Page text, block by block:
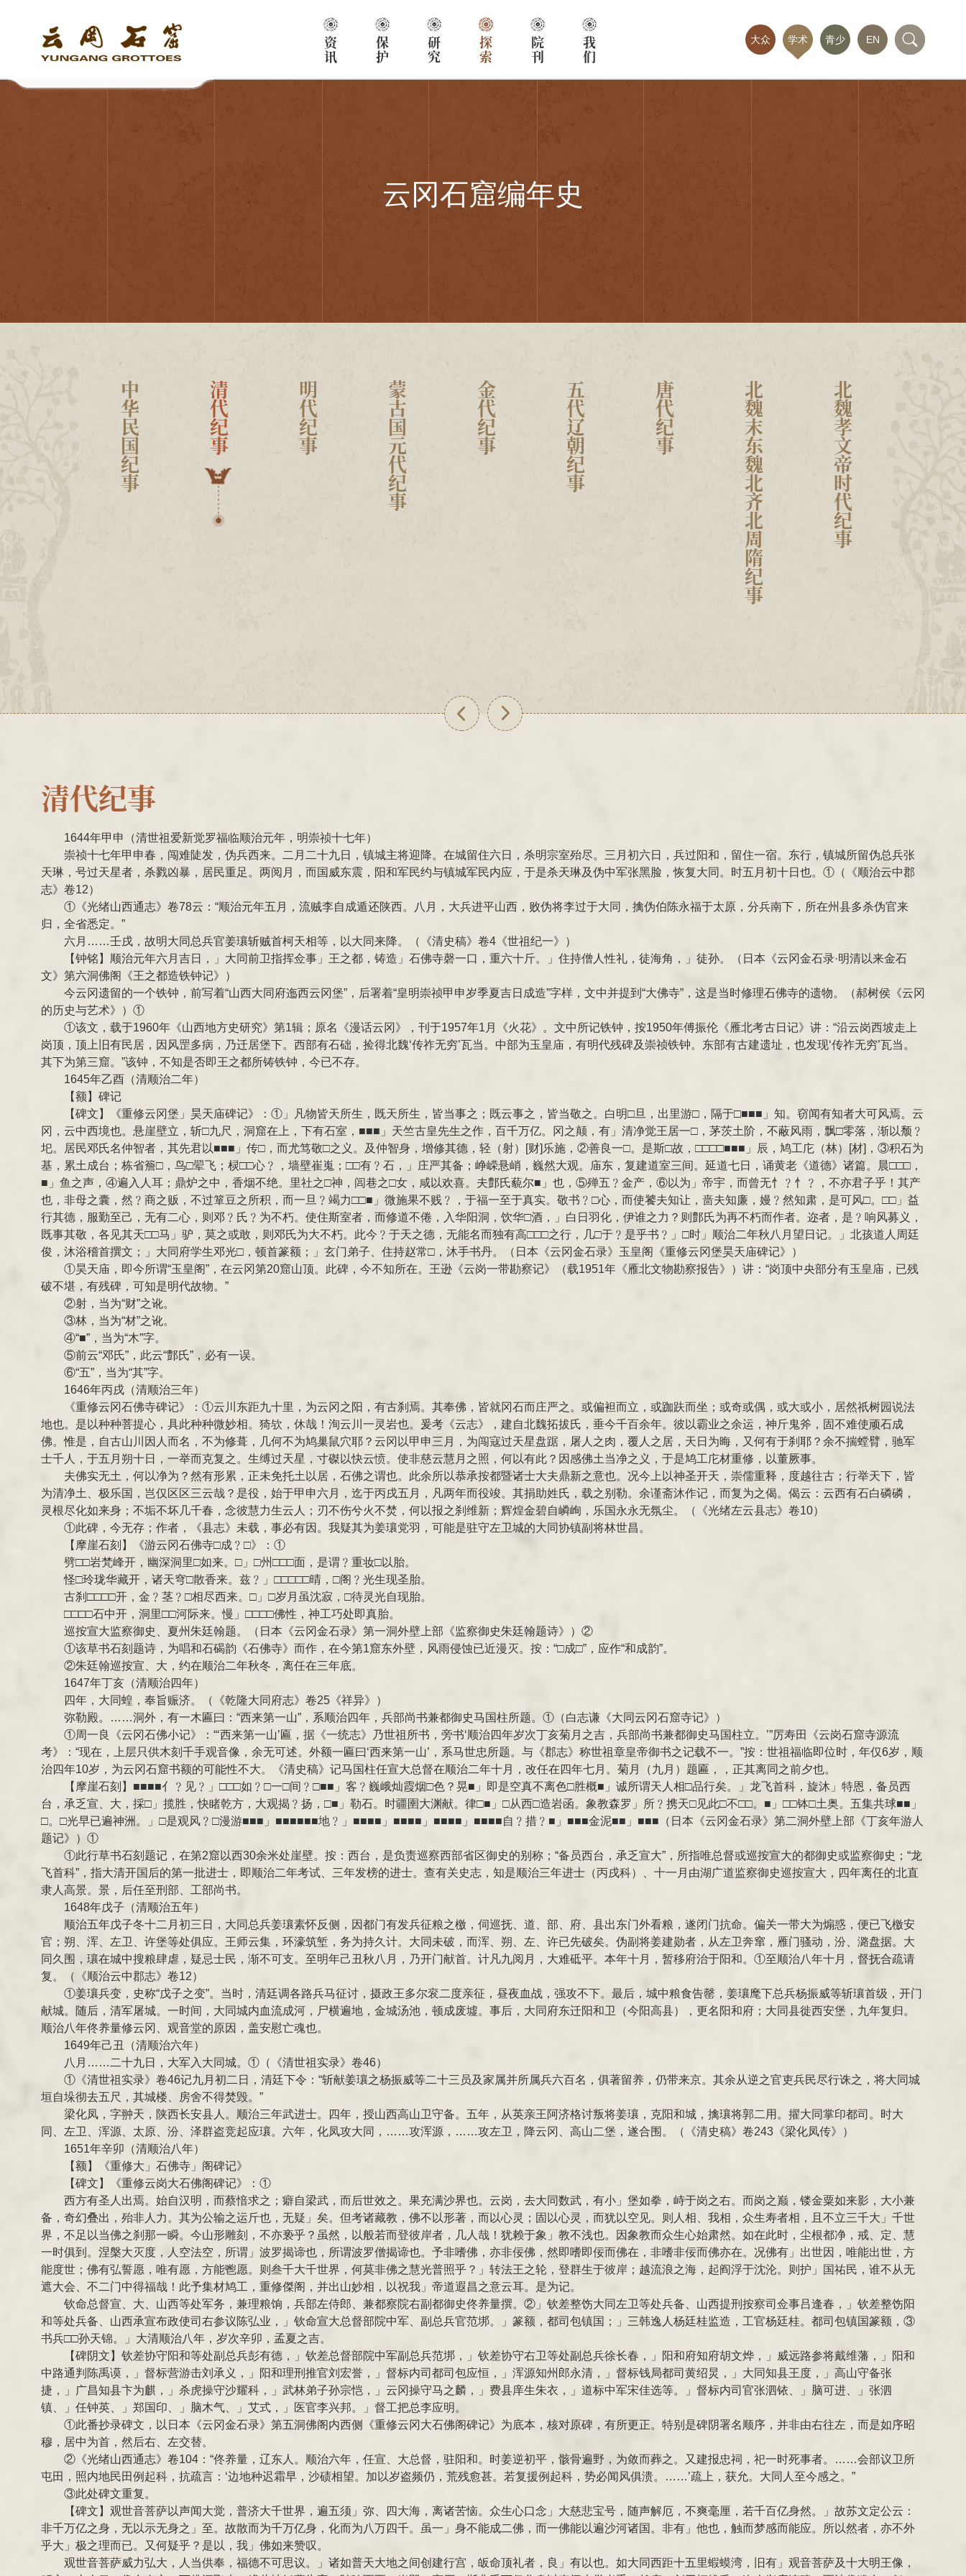
资讯 保护 研究 探索 院刊 我们 大众 学术 青少 EN
云冈石窟编年史
中华民国纪事 清代纪事 明代纪事 蒙古国元代纪事 金代纪事 五代辽朝纪事 唐代纪事 北魏末东魏北齐北周隋纪事 北魏孝文帝时代纪事 文成献文纪事
清代纪事
1644年甲申（清世祖爱新觉罗福临顺治元年，明崇祯十七年）
崇祯十七年甲申春，闯难陡发，伪兵西来。二月二十九日，镇城主将迎降。在城留住六日，杀明宗室殆尽。三月初六日，兵过阳和，留住一宿。东行，镇城所留伪总兵张
天琳，号过天星者，杀戮凶暴，居民重足。两阅月，而国威东震，阳和军民约与镇城军民内应，于是杀天琳及伪中军张黑脸，恢复大同。时五月初十日也。①（《顺治云中郡
志》卷12）
①《光绪山西通志》卷78云：“顺治元年五月，流贼李自成遁还陕西。八月，大兵进平山西，败伪将李过于大同，擒伪伯陈永福于太原，分兵南下，所在州县多杀伪官来
归，全省悉定。”
六月……壬戌，故明大同总兵官姜瓖斩贼首柯天相等，以大同来降。（《清史稿》卷4《世祖纪一》）
【钟铭】顺治元年六月吉日，」大同前卫指挥佥事」王之都，铸造」石佛寺磬一口，重六十斤。」住持僧人性礼，徒海角，」徒孙。（日本《云冈金石录·明清以来金石
文》第六洞佛阁《王之都造铁钟记》）
今云冈遗留的一个铁钟，前写着“山西大同府迤西云冈堡”，后署着“皇明崇祯甲申岁季夏吉日成造”字样，文中并提到“大佛寺”，这是当时修理石佛寺的遗物。（郝树侯《云冈
的历史与艺术》）①
①该文，载于1960年《山西地方史研究》第1辑；原名《漫话云冈》，刊于1957年1月《火花》。文中所记铁钟，按1950年傅振伦《雁北考古日记》讲：“沿云岗西坡走上
岗顶，顶上旧有民居，因风罡多病，乃迁居堡下。西部有石础，捡得北魏‘传祚无穷’瓦当。中部为玉皇庙，有明代残碑及崇祯铁钟。东部有古建遗址，也发现‘传祚无穷’瓦当。
其下为第三窟。”该钟，不知是否即王之都所铸铁钟，今已不存。
1645年乙酉（清顺治二年）
【额】碑记
【碑文】《重修云冈堡」昊天庙碑记》：①」凡物皆天所生，既天所生，皆当事之；既云事之，皆当敬之。白明□旦，出里游□，隔于□■■■」知。窃闻有知者大可风焉。云
冈，云中西境也。悬崖壁立，斩□九尺，洞窟在上，下有石室，■■■」天竺古皇先生之作，百千万亿。冈之颠，有」清净觉王居一□，茅茨土阶，不蔽风雨，飘□零落，渐以颓﹖
圯。居民邓氏名仲智者，其先君以■■■」传□，而尤笃敬□之义。及仲智身，增修其德，轻（射）[财]乐施，②善良一□。是斯□故，□□□□■■■」辰，鸠工庀（林）[材]，③积石为
基，累土成台；栋省簷□，鸟□翚飞；棂□□心﹖，墙壁崔嵬；□□有﹖石，」庄严其备；峥嵘悬峭，巍然大观。庙东，复建道室三间。延道七日，诵黄老《道德》诸篇。晨□□□，
■」鱼之声，④遍入人耳；鼎炉之中，香烟不绝。里社之□神，闾巷之□女，咸以欢喜。夫鄷氏藐尔■」也，⑤殚五﹖金产，⑥以为」帝宇，而曾无忄﹖忄﹖，不亦君子乎！其产
也，非母之囊，然﹖商之贩，不过箪豆之所积，而一旦﹖竭力□□■」微施果不贱﹖，于福一至于真实。敬书﹖□心，而使饕夫知让，啬夫知廉，嫚﹖然知肃，是可风□。□□」益
行其德，服勤至己，无有二心，则邓﹖氏﹖为不朽。使住斯室者，而修道不倦，入华阳洞，饮华□酒，」白日羽化，伊谁之力？则鄷氏为再不朽而作者。迩者，是﹖响风募义，
既事其敬，各见其天□□马」驴，莫之或敢，则邓氏为大不朽。此今﹖于天之德，无能名而独有高□□□之行，几□于﹖是乎书﹖」□时」顺治二年秋八月望日记。」北孩道人周廷
俊，沐浴稽首撰文；」大同府学生邓光□，顿首篆额；」玄门弟子、住持赵常□，沐手书丹。（日本《云冈金石录》玉皇阁《重修云冈堡昊天庙碑记》）
①昊天庙，即今所谓“玉皇阁”，在云冈第20窟山顶。此碑，今不知所在。王逊《云岗一带勘察记》（载1951年《雁北文物勘察报告》）讲：“岗顶中央部分有玉皇庙，已残
破不堪，有残碑，可知是明代故物。”
②射，当为“财”之讹。
③林，当为“材”之讹。
④“■”，当为“木”字。
⑤前云“邓氏”，此云“鄷氏”，必有一误。
⑥“五”，当为“其”字。
1646年丙戌（清顺治三年）
《重修云冈石佛寺碑记》：①云川东距九十里，为云冈之阳，有古刹焉。其奉佛，皆就冈石而庄严之。或偏袒而立，或跏趺而坐；或奇或偶，或大或小，居然祇树园说法
地也。是以种种菩提心，具此种种微妙相。猗欤，休哉！洵云川一灵岩也。爰考《云志》，建自北魏拓拔氏，垂今千百余年。彼以霸业之余运，神斤鬼斧，固不难使顽石成
佛。惟是，自古山川因人而名，不为修葺，几何不为鸠巢鼠穴耶？云冈以甲申三月，为闯寇过天星盘踞，屠人之肉，覆人之居，天日为晦，又何有于刹耶？余不揣螳臂，驰军
士千人，于五月朔十日，一举而克复之。生缚过天星，寸磔以快云愤。使非慈云慧月之照，何以有此？因感佛土当净之义，于是鸠工庀材重修，以董厥事。
夫佛实无土，何以净为？然有形累，正未免托土以居，石佛之谓也。此余所以恭承按都暨诸士大夫鼎新之意也。况今上以神圣开天，崇儒重释，度越往古；行举天下，皆
为清净土、极乐国，岂仅区区三云哉？是役，始于甲申六月，迄于丙戌五月，凡两年而役竣。其捐助姓氏，载之别勒。余谨斋沐作记，而复为之偈。偈云：云西有石白磷磷，
灵根尽化如来身；不垢不坏几千春，念彼慧力生云人；刃不伤兮火不焚，何以报之刹维新；辉煌金碧自嶙峋，乐国永永无氛尘。（《光绪左云县志》卷10）
①此碑，今无存；作者，《县志》未载，事必有因。我疑其为姜瓖党羽，可能是驻守左卫城的大同协镇副将林世昌。
【摩崖石刻】《游云冈石佛寺□成﹖□》：①
劈□□岩梵峰开，幽深洞里□如来。□」□州□□□面，是谓﹖重妆□以胎。
怪□玲珑华藏开，诸天穹□散香来。兹﹖」□□□□□晴，□阁﹖光生现圣胎。
古刹□□□□开，金﹖茎﹖□相尽西来。□」□岁月虽沈寂，□待灵光自现胎。
□□□□石中开，洞里□□河际来。慢」□□□□佛性，神工巧处即真胎。
巡按宣大监察御史、夏州朱廷翰题。（日本《云冈金石录》第一洞外壁上部《监察御史朱廷翰题诗》）②
①该草书石刻题诗，为唱和石碣韵《石佛寺》而作，在今第1窟东外壁，风雨侵蚀已近漫灭。按：“□成□”，应作“和成韵”。
②朱廷翰巡按宣、大，约在顺治二年秋冬，离任在三年底。
1647年丁亥（清顺治四年）
四年，大同蝗，奉旨赈济。（《乾隆大同府志》卷25《祥异》）
弥勒殿。……洞外，有一木匾曰：“西来第一山”，系顺治四年，兵部尚书兼都御史马国柱所题。①（白志谦《大同云冈石窟寺记》）
①周一良《云冈石佛小记》：“‘西来第一山’匾，据《一统志》乃世祖所书，旁书‘顺治四年岁次丁亥菊月之吉，兵部尚书兼都御史马国柱立。’”厉寿田《云岗石窟寺源流
考》：“现在，上层只供木刻千手观音像，余无可述。外额一匾曰‘西来第一山’，系马世忠所题。与《郡志》称世祖章皇帝御书之记载不一。”按：世祖福临即位时，年仅6岁，顺
治四年10岁，为云冈石窟书额的可能性不大。《清史稿》记马国柱任宣大总督在顺治二年十月，改任在四年七月。菊月（九月）题匾，，正其离同之前夕也。
【摩崖石刻】■■■■亻﹖见﹖」□□□如﹖□一□间﹖□■■」客﹖巍峨灿霞烟□色？晃■」即是空真不离色□胜概■」诚所谓天人相□品行矣。」龙飞首科，旋沐」特恩，备员西
台，承乏宣、大，採□」揽胜，快睹乾方，大观揭﹖扬，□■」勒石。时疆圉大渊献。律□■」□从西□造岩函。象教森罗」所﹖携天□见此□不□□。■」□□钵□土奥。五集共球■■」
□。□光早已遍神洲。」□是观风﹖□漫游■■■」■■■■■■地﹖」■■■■」■■■■」■■■■」■■■■自﹖措﹖■」■■■金泥■■」■■■（日本《云冈金石录》第二洞外壁上部《丁亥年游人
题记》）①
①此行草书石刻题记，在第2窟以西30余米处崖壁。按：西台，是负责巡察西部省区御史的别称；“备员西台，承乏宣大”，所指唯总督或巡按宣大的都御史或监察御史；“龙
飞首科”，指大清开国后的第一批进士，即顺治二年考试、三年发榜的进士。查有关史志，知是顺治三年进士（丙戌科）、十一月由湖广道监察御史巡按宣大，四年离任的北直
隶人高景。景，后任至刑部、工部尚书。
1648年戊子（清顺治五年）
顺治五年戊子冬十二月初三日，大同总兵姜瓖素怀反侧，因都门有发兵征粮之檄，伺巡抚、道、部、府、县出东门外看粮，遂闭门抗命。偏关一带大为煽惑，便已飞檄安
官；朔、浑、左卫、许堡等处俱应。王师云集，环濠筑堑，务为持久计。大同未破，而浑、朔、左、许已先破矣。伪副将姜建勋者，从左卫奔窜，雁门骚动，汾、潞盘据。大
同久围，瓖在城中搜粮肆虐，疑忌士民，渐不可支。至明年己丑秋八月，乃开门献首。计凡九阅月，大难砥平。本年十月，暂移府治于阳和。①至顺治八年十月，督抚合疏请
复。（《顺治云中郡志》卷12）
①姜瓖兵变，史称“戊子之变”。当时，清廷调各路兵马征讨，摄政王多尔衮二度亲征，昼夜血战，强攻不下。最后，城中粮食告罄，姜瓖麾下总兵杨振威等斩瓖首级，开门
献城。随后，清军屠城。一时间，大同城内血流成河，尸横遍地，金城汤池，顿成废墟。事后，大同府东迁阳和卫（今阳高县），更名阳和府；大同县徙西安堡，九年复归。
顺治八年佟养量修云冈、观音堂的原因，盖安慰亡魂也。
1649年己丑（清顺治六年）
八月……二十九日，大军入大同城。①（《清世祖实录》卷46）
①《清世祖实录》卷46记九月初二日，清廷下令：“斩献姜瓖之杨振威等二十三员及家属并所属兵六百名，俱著留养，仍带来京。其余从逆之官吏兵民尽行诛之，将大同城
垣自垛彻去五尺，其城楼、房舍不得焚毁。”
梁化凤，字翀天，陕西长安县人。顺治三年武进士。四年，授山西高山卫守备。五年，从英亲王阿济格讨叛将姜瓖，克阳和城，擒瓖将郭二用。擢大同掌印都司。时大
同、左卫、浑源、太原、汾、泽群盗竞起应瓖。六年，化凤攻大同，……攻浑源，……攻左卫，降云冈、高山二堡，遂合围。（《清史稿》卷243《梁化凤传》）
1651年辛卯（清顺治八年）
【额】《重修大」石佛寺」阁碑记》
【碑文】《重修云岗大石佛阁碑记》：①
西方有圣人出焉。始自汉明，而蔡愔求之；癖自梁武，而后世效之。果充满沙界也。云岗，去大同数武，有小」堡如拳，峙于岗之右。而岗之巅，镂金粟如来影，大小兼
备，奇幻叠出，殆非人力。其为公输之运斤也，无疑」矣。但考诸藏教，佛不以形著，而以心灵；固以心灵，而犹以空见。则人相、我相，众生寿者相，且不立三千大」千世
界，不足以当佛之刹那一瞬。今山形雕刻，不亦亵乎？虽然，以般若而登彼岸者，几人哉！犹赖于象」教不浅也。因象教而众生心始肃然。如在此时，尘根都净，戒、定、慧
一时俱到。涅槃大灭度，人空法空，所谓」波罗揭谛也，所谓波罗僧揭谛也。予非嗜佛，亦非佞佛，然即嗜即佞而佛在，非嗜非佞而佛亦在。况佛有」出世因，唯能出世，方
能度世；佛有弘誓愿，唯有愿，方能鬯愿。则叁千大千世界，何莫非佛之慧光普照乎？」转法王之轮，登群生于彼岸；越流浪之海，起阎浮于沈沦。则护」国祐民，谁不从无
遮大会、不二门中得福哉！此予集材鸠工，重修傑阁，并出山妙相，以祝我」帝道遐昌之意云耳。是为记。
钦命总督宣、大、山西等处军务，兼理粮饷，兵部左侍郎、兼都察院右副都御史佟养量撰。②」钦差整饬大同左卫等处兵备、山西提刑按察司佥事吕逢春，」钦差整饬阳
和等处兵备、山西承宣布政使司右参议陈弘业，」钦命宣大总督部院中军、副总兵官范垹。」篆额，都司包镇国；」三韩逸人杨廷桂监造，工官杨廷桂。都司包镇国篆额，③
书兵□□孙天锦。」大清顺治八年，岁次辛卯，孟夏之吉。
【碑阴文】钦差协守阳和等处副总兵彭有德，」钦差总督部院中军副总兵范垹，」钦差协守右卫等处副总兵徐长春，」阳和府知府胡文烨，」威远路参将戴维藩，」阳和
中路通判陈禹谟，」督标营游击刘承义，」阳和理刑推官刘宏誉，」督标内司都司包应恒，」浑源知州郎永清，」督标钱局都司黄绍炅，」大同知县王度，」高山守备张
捷，」广昌知县卞为麒，」杀虎操守沙耀科，」武林弟子孙宗恺，」云冈操守马之麟，」费县庠生朱衣，」道标中军宋佳选等。」督标内司官张泗铱、」脑可进、」张泗
镇、」任钟英、」郑国印、」脑木气、」艾式，」医官李兴邦。」督工把总李应明。
①此番抄录碑文，以日本《云冈金石录》第五洞佛阁内西侧《重修云冈大石佛阁碑记》为底本，核对原碑，有所更正。特别是碑阴署名顺序，并非由右往左，而是如序昭
穆，居中为首，然后右、左交替。
②《光绪山西通志》卷104：“佟养量，辽东人。顺治六年，任宣、大总督，驻阳和。时姜逆初平，骸骨遍野，为敛而葬之。又建报忠祠，祀一时死事者。……会部议卫所
屯田，照内地民田例起科，抗疏言：‘边地种迟霜早，沙碛相望。加以岁盗频仍，荒残愈甚。若复援例起科，势必闻风俱溃。……’疏上，获允。大同人至今感之。”
③此处碑文重复。
【碑文】观世音菩萨以声闻大觉，普济大千世界，遍五须」弥、四大海，离诸苦恼。众生心口念」大慈悲宝号，随声解厄，不爽毫厘，若千百亿身然。」故苏文定公云：
非千万亿之身，无以示无身之」至。故散而为千万亿身，化而为八万四千。虽一」身不能成二佛，而一佛能以遍沙河诸国。非有」他也，触而梦感而能应。所以然者，亦不外
乎大」极之理而已。又何疑乎？是以，我」佛如来赞叹。
观世音菩萨威力弘大，人当供奉，福德不可思议。」诸如普天大地之间创建行宫，皈命顶礼者，良」有以也。如大同西距十五里蝦蟆湾，旧有」观音菩萨及十大明王像，